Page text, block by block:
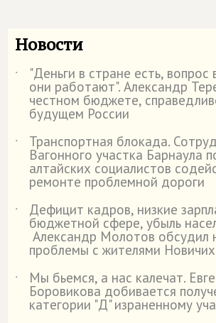
Новости
˙ "Деньги в стране есть, вопрос
они работают". Александр
честном бюджете,
будущем России
˙
Транспортная блокада.
Вагонного участка Барнаула
алтайских социалистов
ремонте проблемной дороги
˙
Дефицит кадров, низкие
бюджетной сфере, убыль
Александр Молотов обсудил
проблемы с жителями
˙
Мы бьемся, а нас калечат.
Боровикова добивается
категории "Д" израненному